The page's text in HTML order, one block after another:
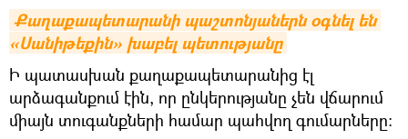
Քաղաքապետարանի պաշտոնյաներն օգնել են
«Սանիթեքին» խաբել պետությանը
Ի պատասխան քաղաքապետարանից էլ
արձագանքում էին, որ ընկերությանը չեն վճարում
միայն տուգանքների համար պահվող գումարները։